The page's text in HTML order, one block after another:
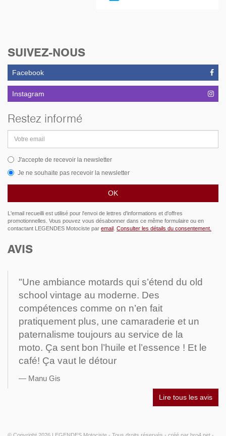
SUIVEZ-NOUS
Facebook
Instagram
Restez informé
email
J'accepte de recevoir la newsletter
Je ne souhaite pas recevoir la newsletter
L'email recueilli est utilisé pour l'envoi de lettres d'informations et d'offres
promotionnelles. Vous pouvez vous désabonner dans ce même formulaire ou en
contactant LEGENDES Motociste par email Consulter les détails du consentement.
AVIS
"Une ambiance motards qui s’étend du old
school vintage au moderne. Des
compétences comme on n’en fait
pratiquement plus, une camaraderie et un
paternalisme toujours au service de la
moto. Ça sent bon l’huile et l’essence ! Et le
café! Ça vaut le détour
Manu Gis
Lire tous les avis